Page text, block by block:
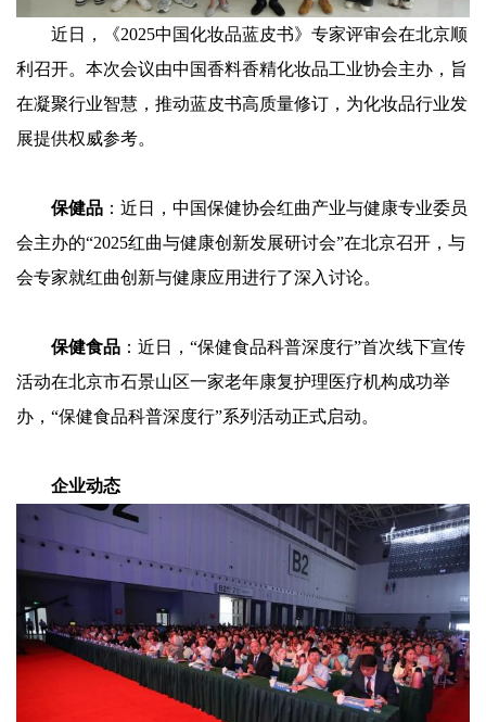
近日，《2025中国化妆品蓝皮书》专家评审会在北京顺
利召开。本次会议由中国香料香精化妆品工业协会主办，旨
在凝聚行业智慧，推动蓝皮书高质量修订，为化妆品行业发
展提供权威参考。
保健品 ：近日，中国保健协会红曲产业与健康专业委员
会主办的“2025红曲与健康创新发展研讨会”在北京召开，与
会专家就红曲创新与健康应用进行了深入讨论。
保健食品 ：近日，“保健食品科普深度行”首次线下宣传
活动在北京市石景山区一家老年康复护理医疗机构成功举
办，“保健食品科普深度行”系列活动正式启动。
企业动态